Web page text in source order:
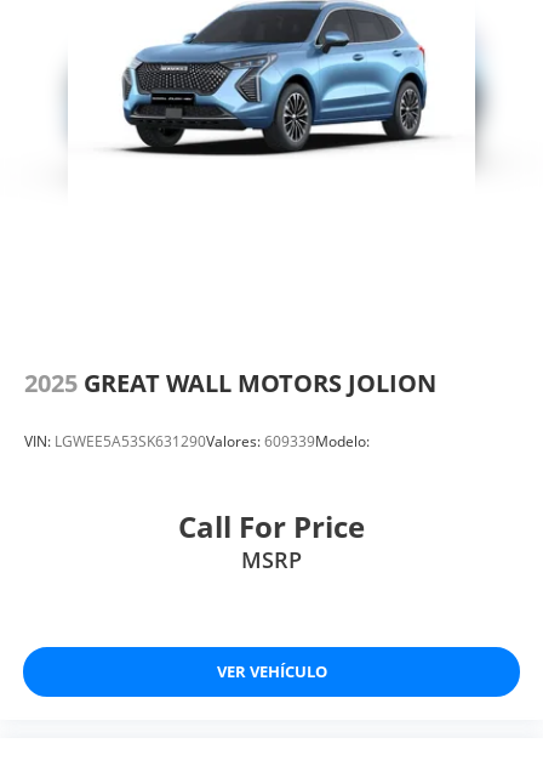
2025 GREAT WALL MOTORS JOLION
VIN: LGWEE5A53SK631290Valores:609339Modelo:
Call For Price
MSRP
VER VEHÍCULO